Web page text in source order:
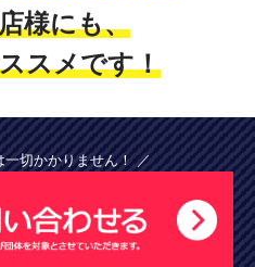
様にも、
スメです！
切かかりません！ ／